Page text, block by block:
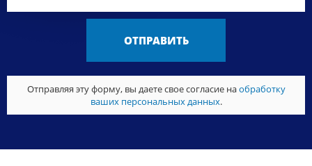
ОТПРАВИТЬ
Отправляя эту форму, вы даете свое согласие наобработку
ваших персональных данных.